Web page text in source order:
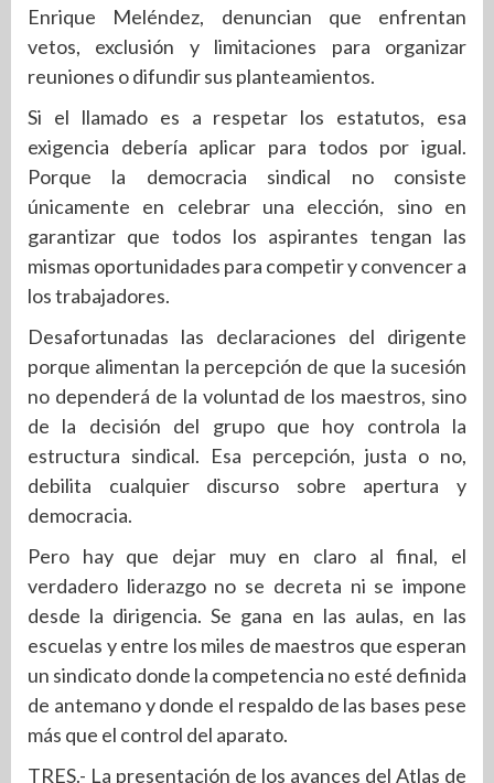
Enrique Meléndez, denuncian que enfrentan
vetos, exclusión y limitaciones para organizar
reuniones o difundir sus planteamientos.
Si el llamado es a respetar los estatutos, esa
exigencia debería aplicar para todos por igual.
Porque la democracia sindical no consiste
únicamente en celebrar una elección, sino en
garantizar que todos los aspirantes tengan las
mismas oportunidades para competir y convencer a
los trabajadores.
Desafortunadas las declaraciones del dirigente
porque alimentan la percepción de que la sucesión
no dependerá de la voluntad de los maestros, sino
de la decisión del grupo que hoy controla la
estructura sindical. Esa percepción, justa o no,
debilita cualquier discurso sobre apertura y
democracia.
Pero hay que dejar muy en claro al final, el
verdadero liderazgo no se decreta ni se impone
desde la dirigencia. Se gana en las aulas, en las
escuelas y entre los miles de maestros que esperan
un sindicato donde la competencia no esté definida
de antemano y donde el respaldo de las bases pese
más que el control del aparato.
TRES.- La presentación de los avances del Atlas de